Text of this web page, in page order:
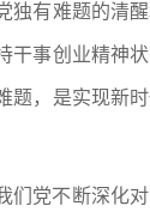
有难题的清
事创业精神
，是实现新
党不断深化